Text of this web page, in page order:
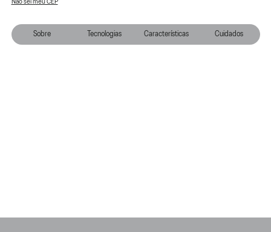
Sobre Tecnologias Características Cuidados
Não sei meu CEP